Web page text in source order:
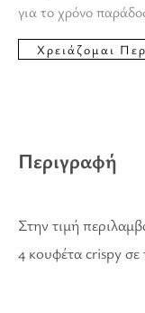
για το χρόνο
Περιγραφή
Στην τιμή
4 κουφέτα crispy